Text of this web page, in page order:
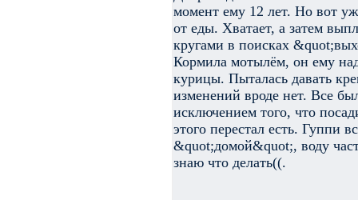
момент ему 12 лет. Но вот
от еды. Хватает, а затем
кругами в поисках
Кормила мотылём, он ему
курицы. Пыталась давать
изменений вроде нет. Все
исключением того, что
этого перестал есть. Гуппи
&quot;домой&quot;, воду
знаю что делать((.